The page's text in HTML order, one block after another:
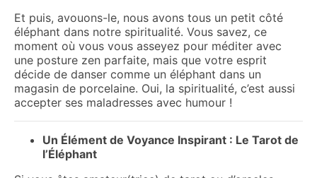
Et puis, avouons-le, nous avons tous un petit côté
éléphant dans notre spiritualité. Vous savez, ce
moment où vous vous asseyez pour méditer avec
une posture zen parfaite, mais que votre esprit
décide de danser comme un éléphant dans un
magasin de porcelaine. Oui, la spiritualité, c’est aussi
accepter ses maladresses avec humour !
Un Élément de Voyance Inspirant : Le Tarot de
l’Éléphant